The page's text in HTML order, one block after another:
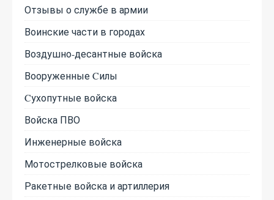
Отзывы о службе в армии
Воинские части в городах
Воздушно-десантные войска
Вооруженные Cилы
Cухопутные войска
Войска ПВО
Инженерные войска
Мотострелковые войска
Ракетные войска и артиллерия